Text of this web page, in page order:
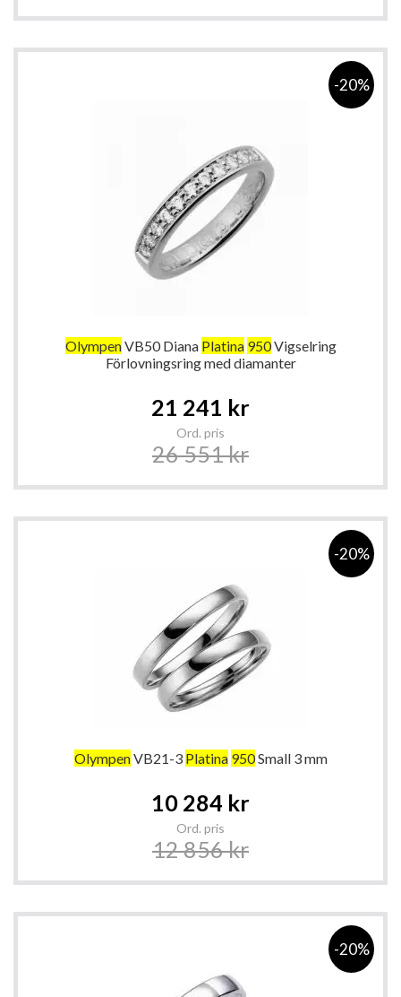
-20%
OlympenVB50 Diana Platina 950Vigselring
Förlovningsring med diamanter
21 241 kr
Ord. pris
26 551 kr
-20%
OlympenVB21-3 Platina 950Small 3 mm
10 284 kr
Ord. pris
12 856 kr
-20%